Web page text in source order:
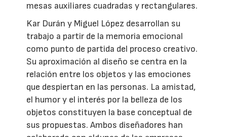
mesas auxiliares cuadradas y rectangulares.
Kar Durán y Miguel López desarrollan su
trabajo a partir de la memoria emocional
como punto de partida del proceso creativo.
Su aproximación al diseño se centra en la
relación entre los objetos y las emociones
que despiertan en las personas. La amistad,
el humor y el interés por la belleza de los
objetos constituyen la base conceptual de
sus propuestas. Ambos diseñadores han